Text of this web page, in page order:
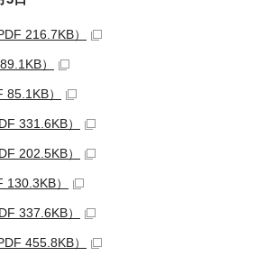
216.7KB）
）
）
331.6KB）
202.5KB）
）
337.6KB）
455.8KB）